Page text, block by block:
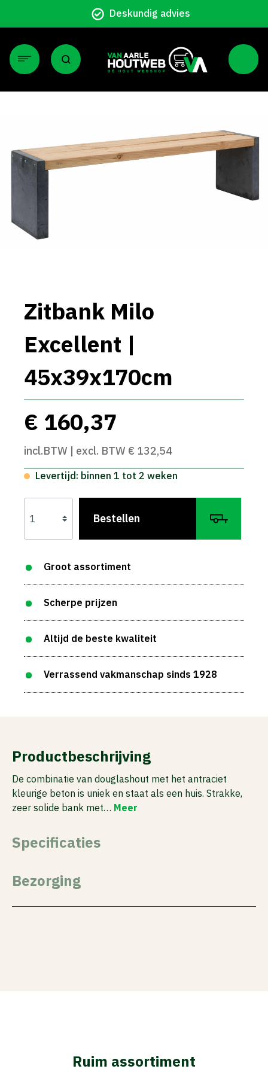
Particulier en zakelijk
Zitbank Milo
Excellent |
45x39x170cm
€ 160,37
incl.BTW | excl. BTW € 132,54
Levertijd: binnen 1 tot 2 weken
Bestellen
Groot assortiment
Scherpe prijzen
Altijd de beste kwaliteit
Verrassend vakmanschap sinds 1928
Productbeschrijving
De combinatie van douglashout met het antraciet
kleurige beton is uniek en staat als een huis. Strakke,
zeer solide bank met… Meer
Specificaties
Bezorging
Ruim assortiment